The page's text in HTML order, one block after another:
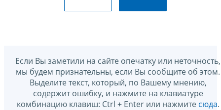
Если Вы заметили на сайте опечатку или неточность,
мы будем признательны, если Вы сообщите об этом.
Выделите текст, который, по Вашему мнению,
содержит ошибку, и нажмите на клавиатуре
комбинацию клавиш: Ctrl + Enter или нажмите сюда.